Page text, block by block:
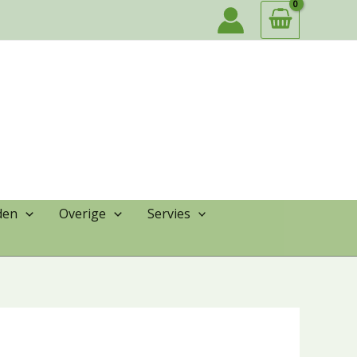
Overige
Servies